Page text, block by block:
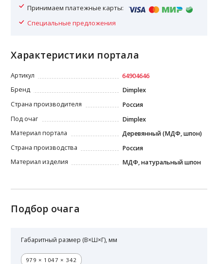
Принимаем платежные карты:
Специальные предложения
Характеристики портала
Артикул
64904646
Бренд
Dimplex
Страна производителя
Россия
Под очаг
Dimplex
Материал портала
Деревянный (МДФ, шпон)
Страна производства
Россия
Материал изделия
МДФ, натуральный шпон
Подбор очага
Габаритный размер (В×Ш×Г), мм
979 × 1047 × 342